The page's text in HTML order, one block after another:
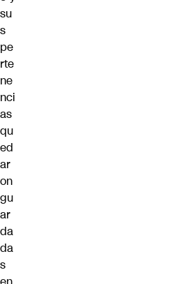
su
s
pe
rte
ne
nci
as
qu
ed
ar
on
gu
ar
da
da
s